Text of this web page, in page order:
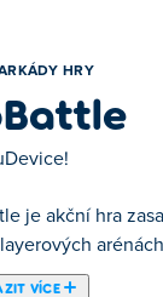
HRY
je akční hra
VÍCE